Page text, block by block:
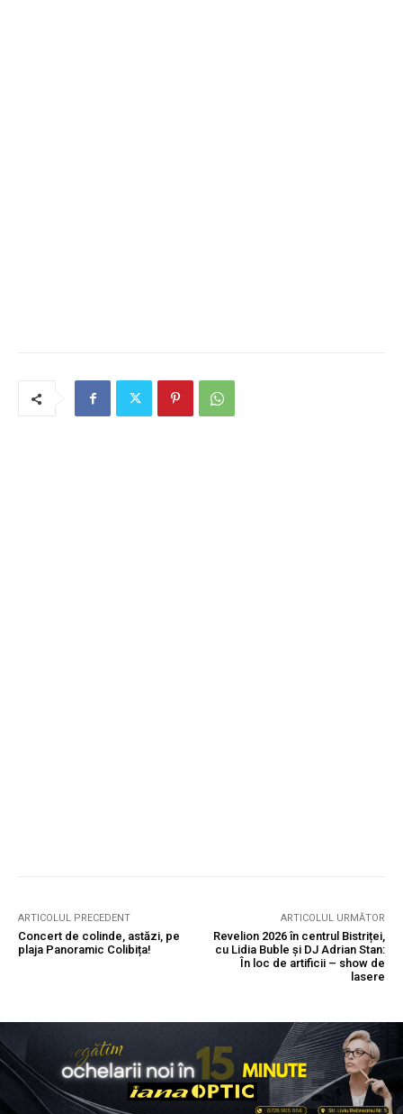
ARTICOLUL PRECEDENT
Concert de colinde, astăzi, pe
plaja Panoramic Colibița!
ARTICOLUL URMĂTOR
Revelion 2026 în centrul Bistriței,
cu Lidia Buble și DJ Adrian Stan:
În loc de artificii – show de
lasere